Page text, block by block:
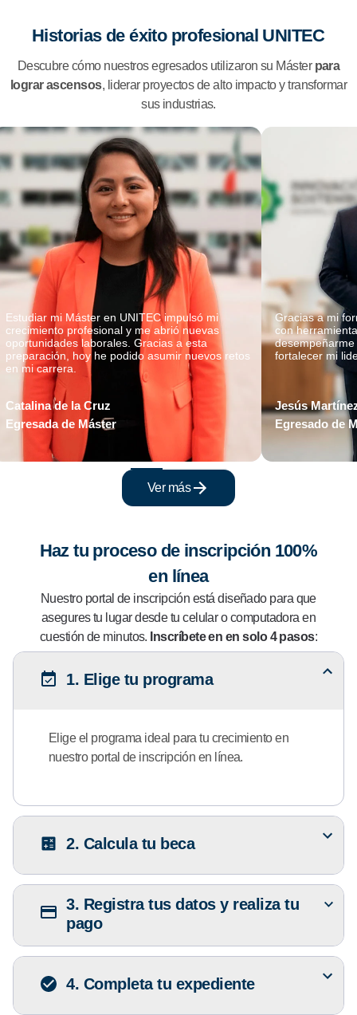
Historias de éxito profesional UNITEC
Descubre cómo nuestros egresados utilizaron su Máster para
lograr ascensos, liderar proyectos de alto impacto y transformar
sus industrias.
Estudiar mi Máster en UNITEC impulsó mi
crecimiento profesional y me abrió nuevas
oportunidades laborales. Gracias a esta
preparación, hoy he podido asumir nuevos retos
en mi carrera.
Catalina de la Cruz
Egresada de Máster
Gracias a mi
con
fortalecer mi
Jesús
Egresado de
Ver más
Haz tu proceso de inscripción 100%
en línea
Nuestro portal de inscripción está diseñado para que
asegures tu lugar desde tu celular o computadora en
cuestión de minutos. Inscríbete en en solo 4 pasos:
1. Elige tu programa
Elige el programa ideal para tu crecimiento en
nuestro portal de inscripción en línea.
2. Calcula tu beca
3. Registra tus datos y realiza tu
pago
4. Completa tu expediente